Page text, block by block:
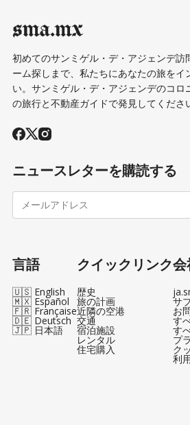
sma.mx
初めてのサンミゲル・デ・アジェンデ訪
ーム探しまで、私たちにあなたの旅をイ
い。サンミゲル・デ・アジェンデのコロ
の旅行と不動産ガイドで発見してくださ
ニュースレターを購読する
言語
🇺🇸 English
🇲🇽 Español
🇫🇷 Française
🇩🇪 Deutsch
🇯🇵 日本語
クイックリンク
歴史
旅の計画
近隣の空港
交通
宿泊施設
レンタル
住宅購入
会
サ
お
す
す
プ
ク
利